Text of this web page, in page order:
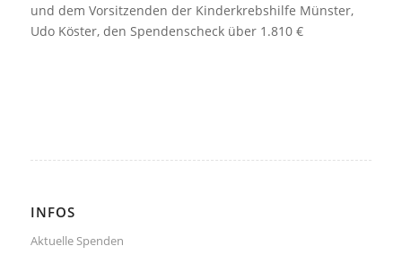
und dem Vorsitzenden der Kinderkrebshilfe Münster,
Udo Köster, den Spendenscheck über 1.810 €
INFOS
Aktuelle Spenden